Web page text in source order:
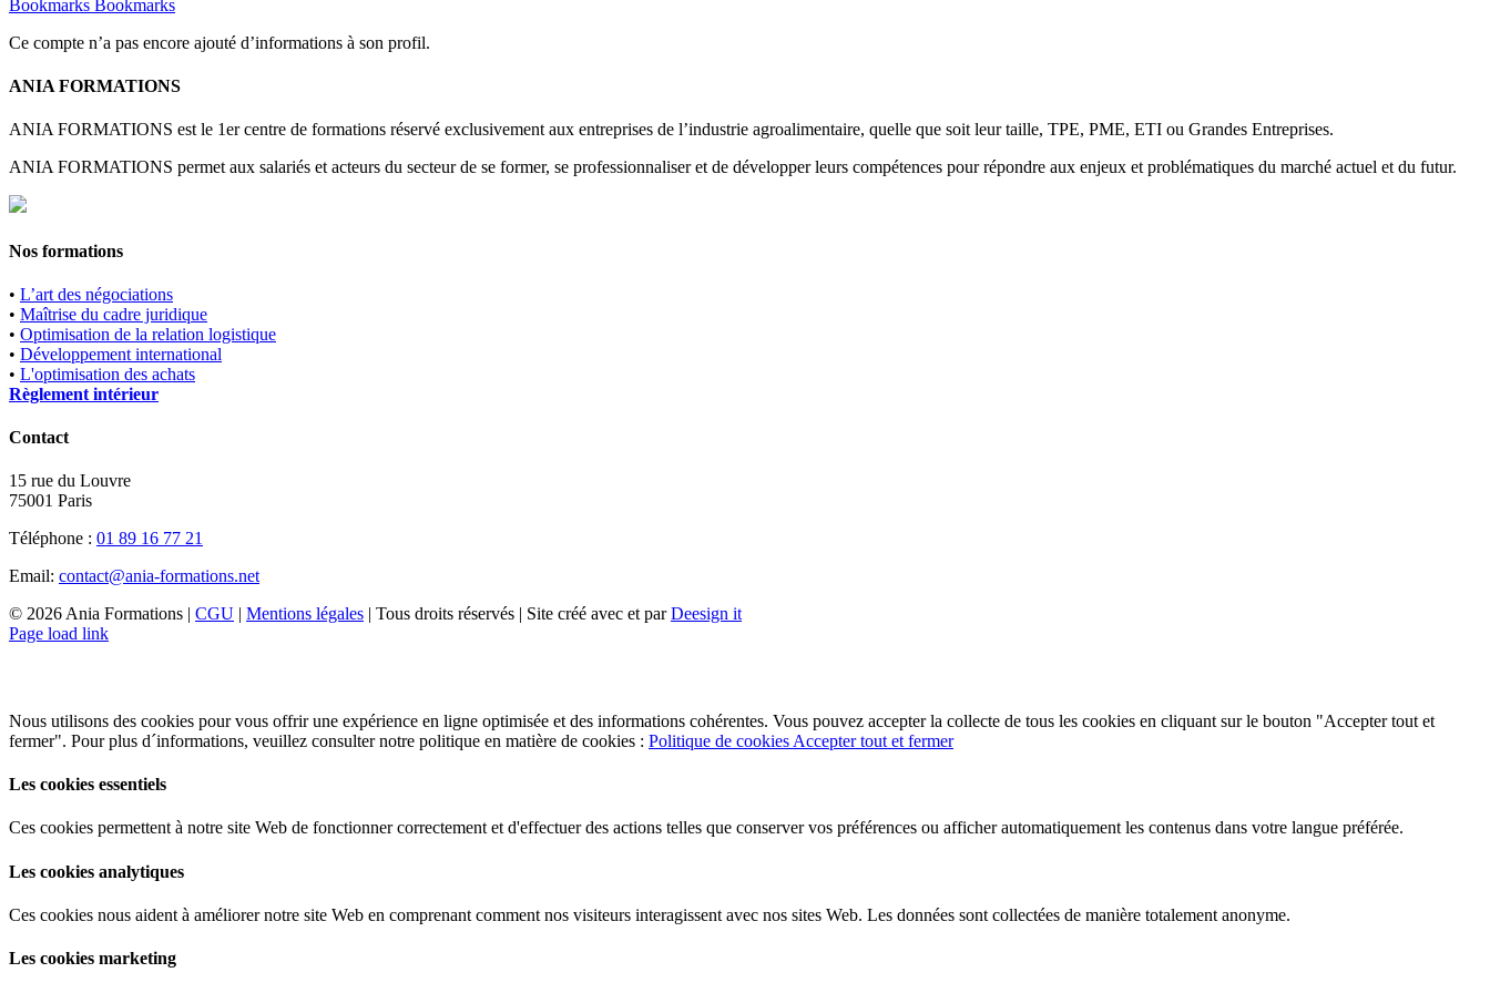
Bookmarks Bookmarks
Ce compte n’a pas encore ajouté d’informations à son profil.
ANIA FORMATIONS
ANIA FORMATIONS est le 1er centre de formations réservé exclusivement aux entreprises de l’industrie agroalimentaire, quelle que soit leur taille, TPE, PME, ETI ou Grandes Entreprises.
ANIA FORMATIONS permet aux salariés et acteurs du secteur de se former, se professionnaliser et de développer leurs compétences pour répondre aux enjeux et problématiques du marché actuel et du futur.
Nos formations
• L’art des négociations
• Maîtrise du cadre juridique
• Optimisation de la relation logistique
• Développement international
• L'optimisation des achats
Règlement intérieur
Contact
15 rue du Louvre
75001 Paris
Téléphone : 01 89 16 77 21
Email: contact@ania-formations.net
© 2026 Ania Formations | CGU | Mentions légales | Tous droits réservés | Site créé avec etparDeesign it
Page load link
Nous utilisons des cookies pour vous offrir une expérience en ligne optimisée et des informations cohérentes. Vous pouvez accepter la collecte de tous les cookies en cliquant sur le bouton "Accepter tout et
fermer". Pour plus d´informations, veuillez consulter notre politique en matière de cookies : Politique de cookies Accepter tout et fermer
Les cookies essentiels
Ces cookies permettent à notre site Web de fonctionner correctement et d'effectuer des actions telles que conserver vos préférences ou afficher automatiquement les contenus dans votre langue préférée.
Les cookies analytiques
Ces cookies nous aident à améliorer notre site Web en comprenant comment nos visiteurs interagissent avec nos sites Web. Les données sont collectées de manière totalement anonyme.
Les cookies marketing